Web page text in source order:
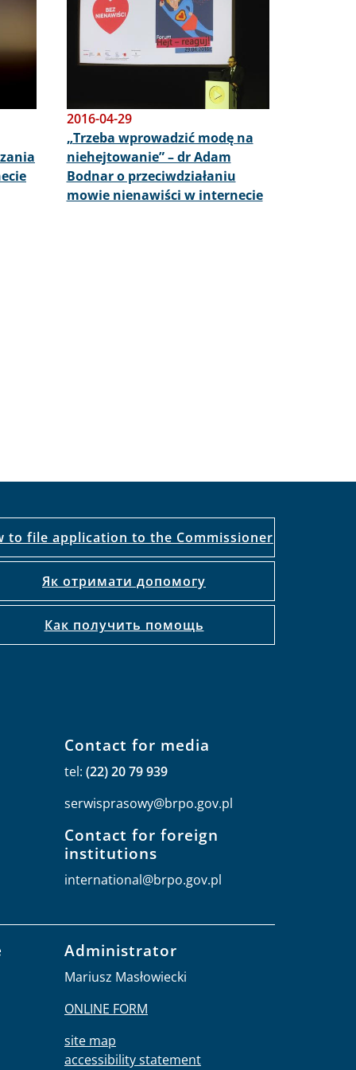
2016-04-29
„Trzeba wprowadzić modę na
niehejtowanie” – dr Adam
Bodnar o przeciwdziałaniu
mowie nienawiści w internecie
to file application to the Commissioner
Як отримати допомогу
Как получить помощь
Contact for media
tel: (22) 20 79 939
serwisprasowy@brpo.gov.pl
Contact for foreign
institutions
international@brpo.gov.pl
Administrator
Mariusz Masłowiecki
ONLINE FORM
site map
accessibility statement